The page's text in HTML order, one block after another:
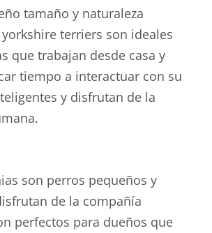
tamaño y naturaleza
terriers son ideales
que trabajan desde casa y
tiempo a interactuar con su
y disfrutan de la
son perros pequeños y
de la compañía
perfectos para dueños que